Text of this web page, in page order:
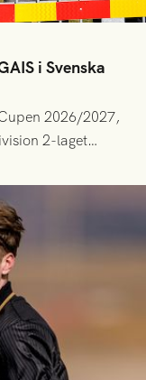
i Svenska
2026/2027,
2-laget
på plats!